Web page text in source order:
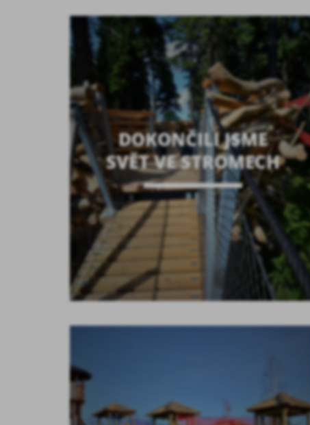
DOKONČILI JSME
SVĚT VE STROMECH